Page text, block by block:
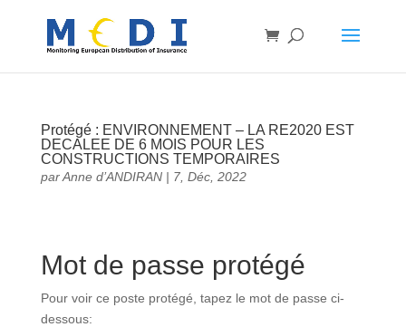
Protégé : ENVIRONNEMENT – LA RE2020 EST
DECALEE DE 6 MOIS POUR LES
CONSTRUCTIONS TEMPORAIRES
parAnne d’ANDIRAN| 7, Déc, 2022
Mot de passe protégé
Pour voir ce poste protégé, tapez le mot de passe ci-
dessous: